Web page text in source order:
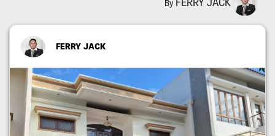
By
FERRY JACK